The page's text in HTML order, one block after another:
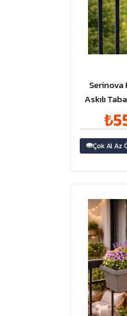
Serinova
Askılı
16.5
Çok Al Az